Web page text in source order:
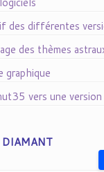
des différentes
des thèmes
graphique
vers une version